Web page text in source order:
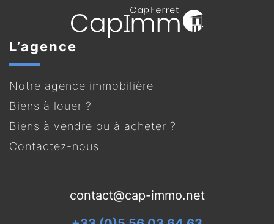
L’agence
Notre agence immobilière
Biens à louer ?
Biens à vendre ou à acheter ?
Contactez-nous
contact@cap-immo.net